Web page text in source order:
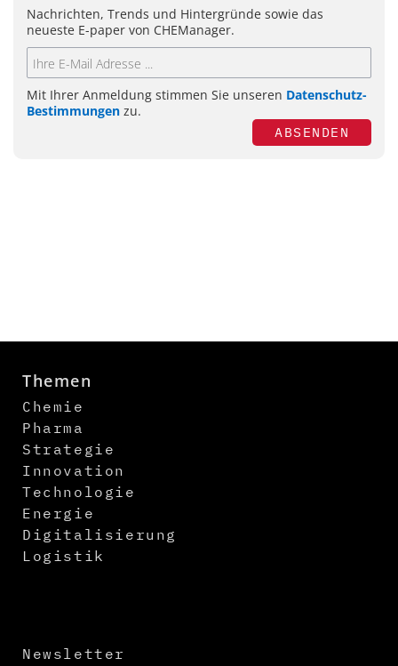
Nachrichten, Trends und Hintergründe sowie das
neueste E-paper von CHEManager.
Mit Ihrer Anmeldung stimmen Sie unseren Datenschutz-
Bestimmungen zu.
ABSENDEN
Themen
Chemie
Pharma
Strategie
Innovation
Technologie
Energie
Digitalisierung
Logistik
Newsletter